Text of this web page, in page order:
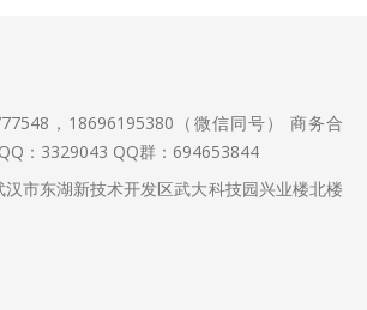
，18696195380（微信同号） 商务合
：3329043 QQ群：694653844
市东湖新技术开发区武大科技园兴业楼北楼